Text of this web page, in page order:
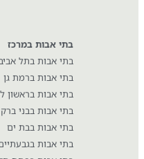
בתי אבות במרכז
בתי אבות בתל
בתי אבות ברמת גן
בתי אבות בראשון
בתי אבות בבני ברק
בתי אבות בבת ים
בתי אבות